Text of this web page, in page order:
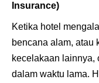
Insurance)
Ketika hotel
bencana alam, atau
kecelakaan lainnya,
dalam waktu lama.